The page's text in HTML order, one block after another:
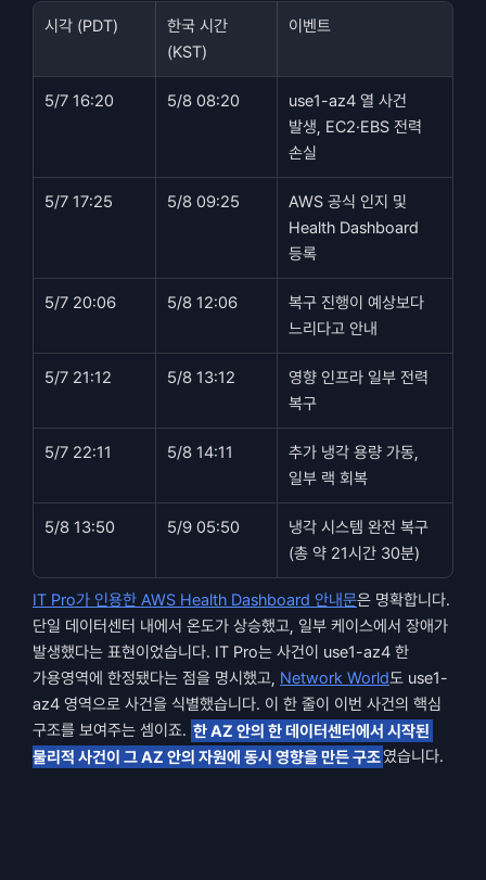
시각 (PDT)
한국 시간
(KST)
이벤트
5/7 16:20 5/8 08:20
use1-az4 열 사건
발생, EC2·EBS 전력
손실
5/7 17:25 5/8 09:25
AWS 공식 인지 및
Health Dashboard
등록
5/7 20:06 5/8 12:06
복구 진행이 예상보다
느리다고 안내
5/7 21:12 5/8 13:12
영향 인프라 일부 전력
복구
5/7 22:11 5/8 14:11
추가 냉각 용량 가동,
일부 랙 회복
5/8 13:50 5/9 05:50
냉각 시스템 완전 복구
(총 약 21시간 30분)
IT Pro가 인용한 AWS Health Dashboard 안내문은 명확합니다.
단일 데이터센터 내에서 온도가 상승했고, 일부 케이스에서 장애가
발생했다는 표현이었습니다. IT Pro는 사건이 use1-az4 한
가용영역에 한정됐다는 점을 명시했고, Network World도 use1-
az4 영역으로 사건을 식별했습니다. 이 한 줄이 이번 사건의 핵심
구조를 보여주는 셈이죠. 한 AZ 안의 한 데이터센터에서 시작된
물리적 사건이 그 AZ 안의 자원에 동시 영향을 만든 구조였습니다.